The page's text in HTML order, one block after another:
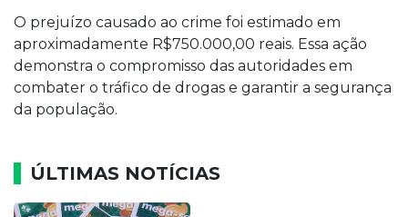
O prejuízo causado ao crime foi estimado em
aproximadamente R$750.000,00 reais. Essa ação
demonstra o compromisso das autoridades em
combater o tráfico de drogas e garantir a segurança
da população.
ÚLTIMAS NOTÍCIAS